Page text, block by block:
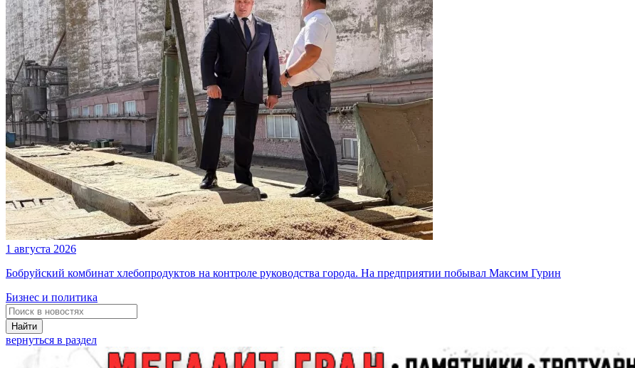
1 августа 2026
Бобруйский комбинат хлебопродуктов на контроле руководства города. На предприятии побывал Максим Гурин
Бизнес и политика
Найти
вернуться в раздел